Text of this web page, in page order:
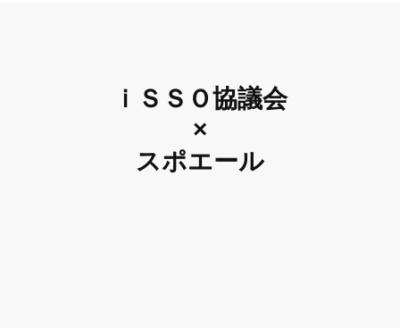
ｉＳＳＯ協議会
×
スポエール